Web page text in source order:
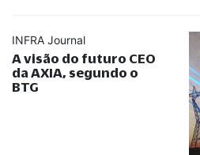
INFRA Journal
A visão do futuro CEO
da AXIA, segundo o
BTG